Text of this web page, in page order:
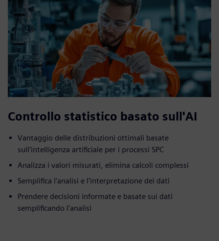
Controllo statistico basato sull'AI
Vantaggio delle distribuzioni ottimali basate
sull'intelligenza artificiale per i processi SPC
Analizza i valori misurati, elimina calcoli complessi
Semplifica l'analisi e l'interpretazione dei dati
Prendere decisioni informate e basate sui dati
semplificando l'analisi